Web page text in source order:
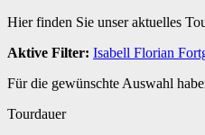
Hier finden Sie unser aktuelles
Aktive Filter: Isabell Florian
Für die gewünschte Auswahl
Tourdauer